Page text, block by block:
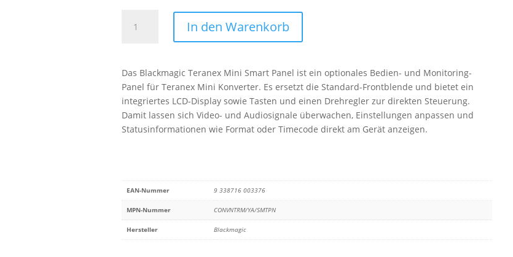
Teranex
Smart
Panel
Menge
In den Warenkorb
Das Blackmagic Teranex Mini Smart Panel ist ein optionales Bedien- und Monitoring-
Panel für Teranex Mini Konverter. Es ersetzt die Standard-Frontblende und bietet ein
integriertes LCD-Display sowie Tasten und einen Drehregler zur direkten Steuerung.
Damit lassen sich Video- und Audiosignale überwachen, Einstellungen anpassen und
Statusinformationen wie Format oder Timecode direkt am Gerät anzeigen.
EAN-Nummer 9 338716 003376
MPN-Nummer CONVNTRM/YA/SMTPN
Hersteller Blackmagic